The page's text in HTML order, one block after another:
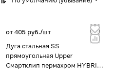
от 405 руб./шт
Дуга стальная SS
прямоугольная Upper
Смартклип пермахром HYBRID